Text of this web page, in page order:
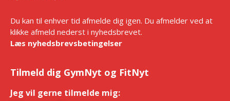
Du kan til enhver tid afmelde dig igen. Du afmelder ved at
klikke afmeld nederst i nyhedsbrevet.
Læs nyhedsbrevsbetingelser
Tilmeld dig GymNyt og FitNyt
Jeg vil gerne tilmelde mig: